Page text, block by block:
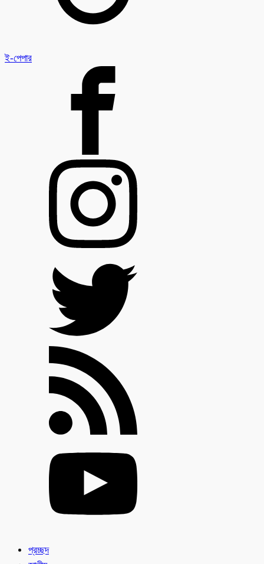
ই-পেপার
প্রচ্ছদ